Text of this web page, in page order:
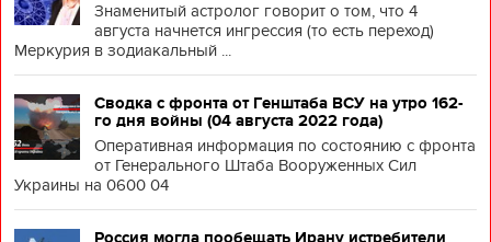
Знаменитый астролог говорит о том, что 4
августа начнется ингрессия (то есть переход)
Меркурия в зодиакальный ...
Сводка с фронта от Генштаба ВСУ на утро 162-
го дня войны (04 августа 2022 года)
Оперативная информация по состоянию с фронта
от Генерального Штаба Вооруженных Сил
Украины на 0600 04
Россия могла пообещать Ирану истребители